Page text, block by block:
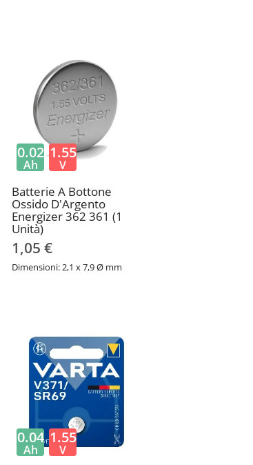
Batterie A Bottone
Ossido D'Argento
Energizer 362 361 (1
Unità)
1,05 €
Dimensioni: 2,1 x 7,9 Ø mm
0.02
Ah
1.55
V
0.04
Ah
1.55
V